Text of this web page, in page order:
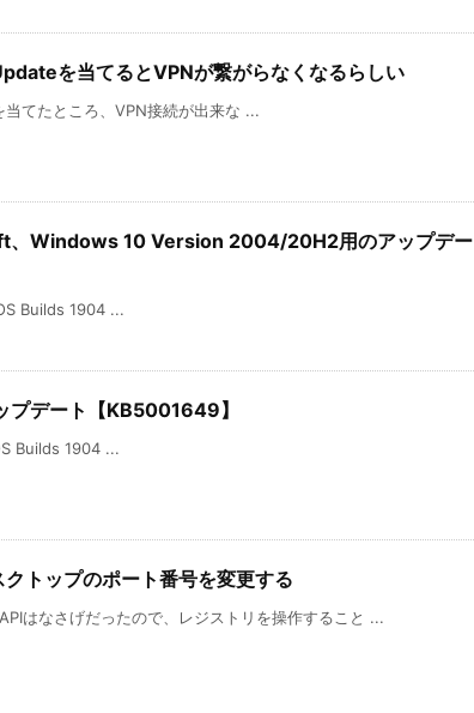
を当てるとVPNが繋がらなくなるらしい
てたところ、VPN接続が出来な ...
、Windows 10 Version 2004/20H2用のアップデー
Builds 1904 ...
デート【KB5001649】
Builds 1904 ...
トップのポート番号を変更する
はなさげだったので、レジストリを操作すること ...